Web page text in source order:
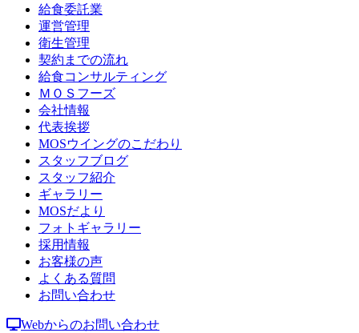
給食委託業
運営管理
衛生管理
契約までの流れ
給食コンサルティング
ＭＯＳフーズ
会社情報
代表挨拶
MOSウイングのこだわり
スタッフブログ
スタッフ紹介
ギャラリー
MOSだより
フォトギャラリー
採用情報
お客様の声
よくある質問
お問い合わせ
Webからのお問い合わせ